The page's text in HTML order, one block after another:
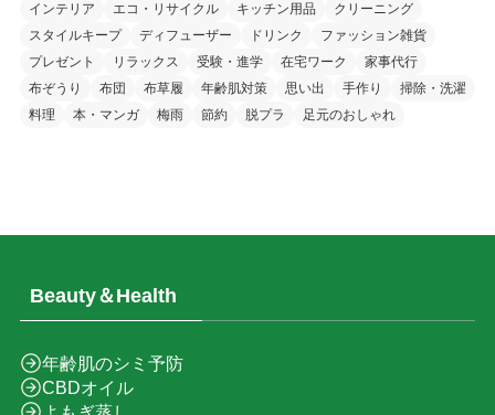
インテリア
エコ・リサイクル キッチン用品
クリーニング
スタイルキープ
ディフューザー ドリンク
ファッション雑貨
プレゼント
リラックス 受験・進学 在宅ワーク
家事代行
布ぞうり
布団 布草履 年齢肌対策 思い出 手作り
掃除・洗濯
料理
本・マンガ 梅雨 節約 脱プラ 足元のおしゃれ
Beauty＆Health
年齢肌のシミ予防
CBDオイル